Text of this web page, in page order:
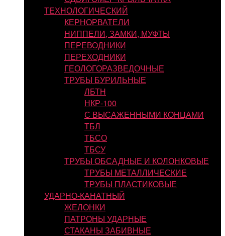
ТЕХНОЛОГИЧЕСКИЙ
КЕРНОРВАТЕЛИ
НИППЕЛИ, ЗАМКИ, МУФТЫ
ПЕРЕВОДНИКИ
ПЕРЕХОДНИКИ
ГЕОЛОГОРАЗВЕДОЧНЫЕ
ТРУБЫ БУРИЛЬНЫЕ
ЛБТН
НКР-100
С ВЫСАЖЕННЫМИ КОНЦАМИ
ТБЛ
ТБСО
ТБСУ
ТРУБЫ ОБСАДНЫЕ И КОЛОНКОВЫЕ
ТРУБЫ МЕТАЛЛИЧЕСКИЕ
ТРУБЫ ПЛАСТИКОВЫЕ
УДАРНО-КАНАТНЫЙ
ЖЕЛОНКИ
ПАТРОНЫ УДАРНЫЕ
СТАКАНЫ ЗАБИВНЫЕ